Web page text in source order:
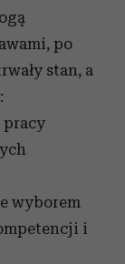
po
stan, a
pracy
wyborem
i